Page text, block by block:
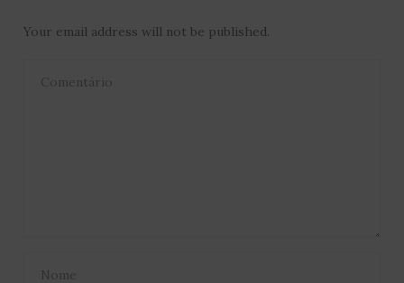
Your email address will not be published.